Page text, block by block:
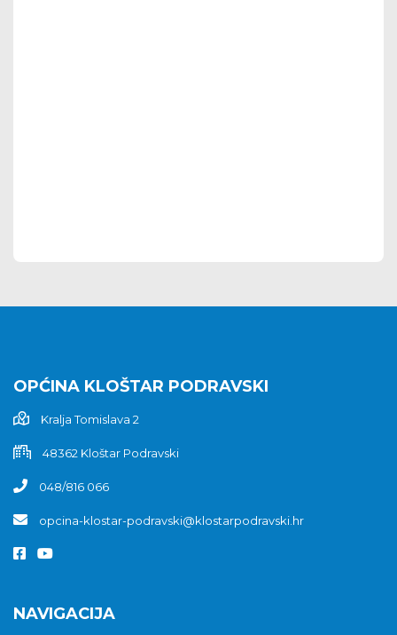
OPĆINA KLOŠTAR PODRAVSKI
Kralja Tomislava 2
48362 Kloštar Podravski
048/816 066
opcina-klostar-podravski@klostarpodravski.hr
NAVIGACIJA